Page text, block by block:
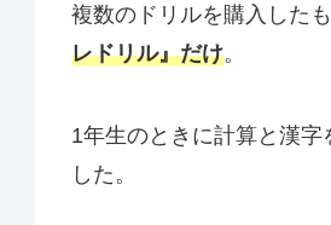
複数のドリルを購入した
レドリル』だけ。
1年生のときに計算と漢
した。